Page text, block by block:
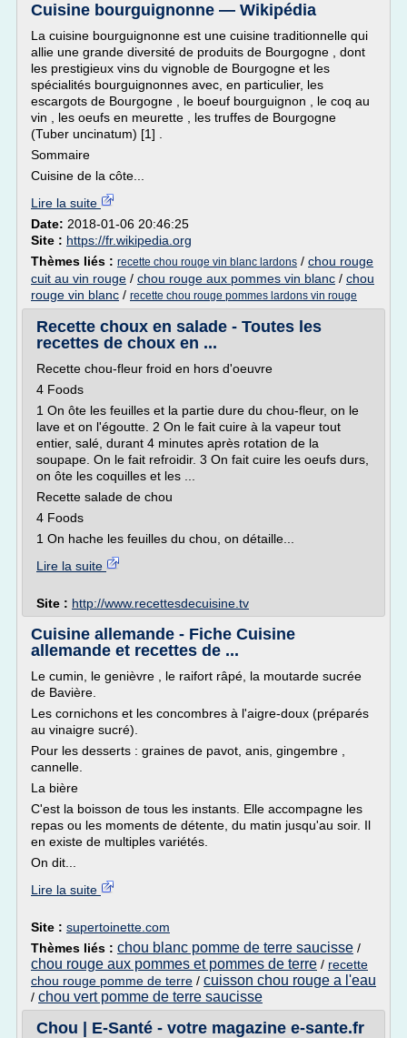
Cuisine bourguignonne — Wikipédia
La cuisine bourguignonne est une cuisine traditionnelle qui
allie une grande diversité de produits de Bourgogne , dont
les prestigieux vins du vignoble de Bourgogne et les
spécialités bourguignonnes avec, en particulier, les
escargots de Bourgogne , le boeuf bourguignon , le coq au
vin , les oeufs en meurette , les truffes de Bourgogne
(Tuber uncinatum) [1] .
Sommaire
Cuisine de la côte...
Lire la suite
Date: 2018-01-06 20:46:25
Site : https://fr.wikipedia.org
Thèmes liés : recette chou rouge vin blanc lardons / chou rouge
cuit au vin rouge / chou rouge aux pommes vin blanc / chou
rouge vin blanc / recette chou rouge pommes lardons vin rouge
Recette choux en salade - Toutes les
recettes de choux en ...
Recette chou-fleur froid en hors d'oeuvre
4 Foods
1 On ôte les feuilles et la partie dure du chou-fleur, on le
lave et on l'égoutte. 2 On le fait cuire à la vapeur tout
entier, salé, durant 4 minutes après rotation de la
soupape. On le fait refroidir. 3 On fait cuire les oeufs durs,
on ôte les coquilles et les ...
Recette salade de chou
4 Foods
1 On hache les feuilles du chou, on détaille...
Lire la suite
Site : http://www.recettesdecuisine.tv
Cuisine allemande - Fiche Cuisine
allemande et recettes de ...
Le cumin, le genièvre , le raifort râpé, la moutarde sucrée
de Bavière.
Les cornichons et les concombres à l'aigre-doux (préparés
au vinaigre sucré).
Pour les desserts : graines de pavot, anis, gingembre ,
cannelle.
La bière
C'est la boisson de tous les instants. Elle accompagne les
repas ou les moments de détente, du matin jusqu'au soir. Il
en existe de multiples variétés.
On dit...
Lire la suite
Site : supertoinette.com
Thèmes liés : chou blanc pomme de terre saucisse /
chou rouge aux pommes et pommes de terre / recette
chou rouge pomme de terre / cuisson chou rouge a l'eau
/ chou vert pomme de terre saucisse
Chou | E-Santé - votre magazine e-sante.fr